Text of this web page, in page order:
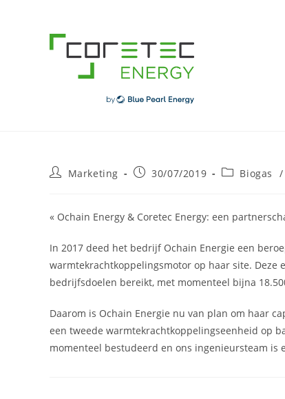
PostMarketing
Post30/07/2019
PostBiogas /
« Ochain Energy & Coretec Energy: een
In 2017 deed het bedrijf Ochain Energie een
warmtekrachtkoppelingsmotor op haar site.
bedrijfsdoelen bereikt, met momenteel bijna
Daarom is Ochain Energie nu van plan om haar
een tweede warmtekrachtkoppelingseenheid op
momenteel bestudeerd en ons ingenieursteam is